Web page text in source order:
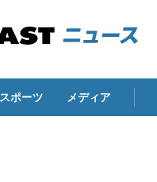
スポーツ メディア